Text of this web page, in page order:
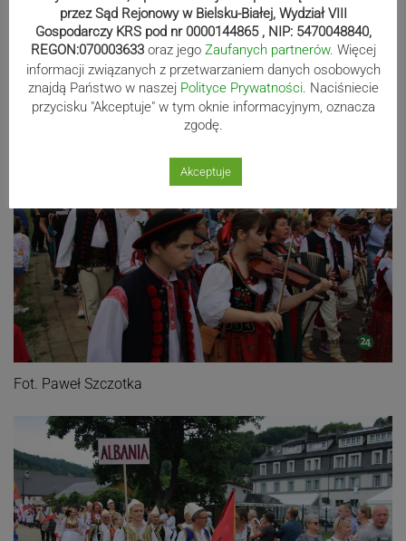
Fot. Paweł Szczotka
Fot. Paweł Szczotka
przez Sąd Rejonowy w Bielsku-Białej, Wydział VIII
Gospodarczy KRS pod nr 0000144865 , NIP: 5470048840,
REGON:070003633 oraz jego Zaufanych partnerów. Więcej
informacji związanych z przetwarzaniem danych osobowych
znajdą Państwo w naszej Polityce Prywatności. Naciśniecie
przycisku "Akceptuje" w tym oknie informacyjnym, oznacza
zgodę.
Akceptuje